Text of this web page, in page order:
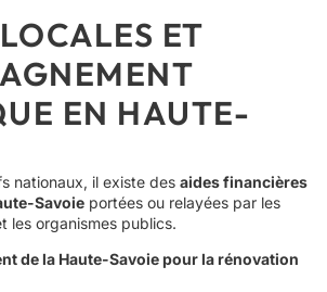
ET
EN HAUTE-
nationaux, il existe des aides financières
Savoie portées ou relayées par les
les organismes publics.
de la Haute-Savoie pour la rénovation